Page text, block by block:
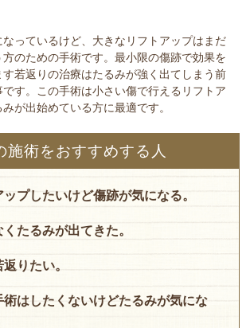
っているけど、大きなリフトアップはまだ
方のための手術です。最小限の傷跡で効果を
若返りの治療はたるみが強く出てしまう前
す。この手術は小さい傷で行えるリフトア
が出始めている方に最適です。
施術をおすすめする人
ップしたいけど傷跡が気になる。
たるみが出てきた。
りたい。
術はしたくないけどたるみが気にな